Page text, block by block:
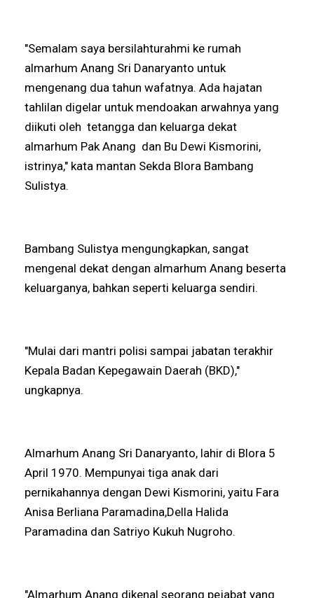
"Semalam saya bersilahturahmi ke rumah
almarhum Anang Sri Danaryanto untuk
mengenang dua tahun wafatnya. Ada hajatan
tahlilan digelar untuk mendoakan arwahnya yang
diikuti oleh tetangga dan keluarga dekat
almarhum Pak Anang dan Bu Dewi Kismorini,
istrinya," kata mantan Sekda Blora Bambang
Sulistya.
Bambang Sulistya mengungkapkan, sangat
mengenal dekat dengan almarhum Anang beserta
keluarganya, bahkan seperti keluarga sendiri.
"Mulai dari mantri polisi sampai jabatan terakhir
Kepala Badan Kepegawain Daerah (BKD),"
ungkapnya.
Almarhum Anang Sri Danaryanto, lahir di Blora 5
April 1970. Mempunyai tiga anak dari
pernikahannya dengan Dewi Kismorini, yaitu Fara
Anisa Berliana Paramadina,Della Halida
Paramadina dan Satriyo Kukuh Nugroho.
"Almarhum Anang dikenal seorang pejabat yang